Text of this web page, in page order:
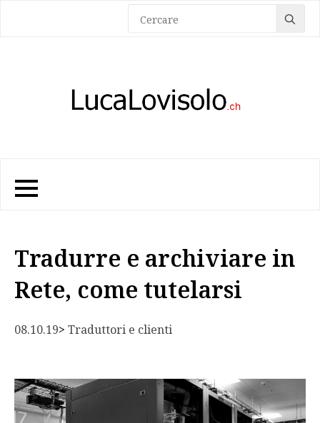
for:
Tradurre e archiviare in
Rete, come tutelarsi
08.10.19> Traduttori e clienti